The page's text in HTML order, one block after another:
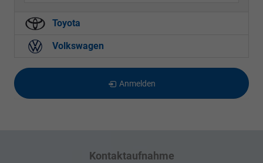
Toyota
Volkswagen
Anmelden
Kontaktaufnahme